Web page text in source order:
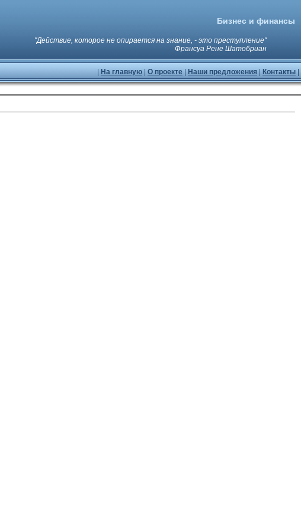
Бизнес и финансы
"Действие, которое не опирается на знание, - это преступление"
Франсуа Рене Шатобриан
На главную О проекте Наши предложения Контакты